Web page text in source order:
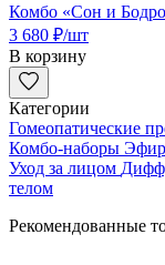
Комбо «Сон и
3 680 ₽/шт
В корзину
Категории
Гомеопатические
Комбо-наборы
Уход за лицом
телом
Рекомендованные